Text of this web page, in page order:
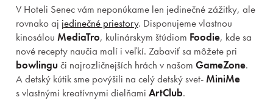
V Hoteli Senec vám neponúkame len jedinečné zážitky, ale
rovnako aj jedinečné priestory. Disponujeme vlastnou
kinosálou MediaTro, kulinárskym štúdiom Foodie, kde sa
nové recepty naučia malí i veľkí. Zabaviť sa môžete pri
bowlinguči najrozličnejších hrách v našom GameZone.
A detský kútik sme povýšili na celý detský svet-MiniMe
s vlastnými kreatívnymi dielňami ArtClub.